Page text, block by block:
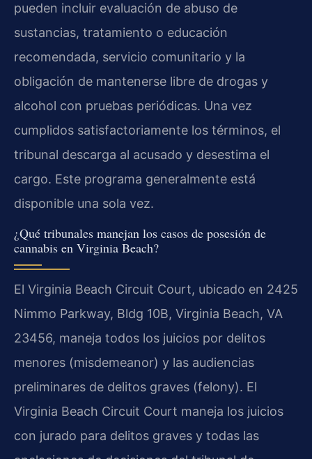
pueden incluir evaluación de abuso de
sustancias, tratamiento o educación
recomendada, servicio comunitario y la
obligación de mantenerse libre de drogas y
alcohol con pruebas periódicas. Una vez
cumplidos satisfactoriamente los términos, el
tribunal descarga al acusado y desestima el
cargo. Este programa generalmente está
disponible una sola vez.
¿Qué tribunales manejan los casos de posesión de
cannabis en Virginia Beach?
El Virginia Beach Circuit Court, ubicado en 2425
Nimmo Parkway, Bldg 10B, Virginia Beach, VA
23456, maneja todos los juicios por delitos
menores (misdemeanor) y las audiencias
preliminares de delitos graves (felony). El
Virginia Beach Circuit Court maneja los juicios
con jurado para delitos graves y todas las